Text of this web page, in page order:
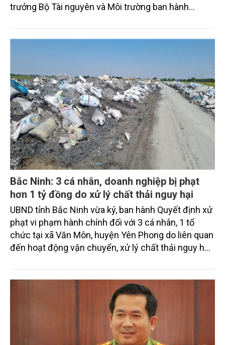
trưởng Bộ Tài nguyên và Môi trường ban hành
thi hành Luật Bảo vệ môi trường về ứng phó với biến
nước về biến đổi khí hậu, thực hiện các cam kết của
Việt Nam về giảm phát thải khí nhà kính, góp phần
thực hiện các mục tiêu phát triển bền vững đất
nước.
Bắc Ninh: 3 cá nhân, doanh nghiệp bị phạt
hơn 1 tỷ đồng do xử lý chất thải nguy hại
UBND tỉnh Bắc Ninh vừa ký, ban hành Quyết định xử
phạt vi phạm hành chính đối với 3 cá nhân, 1 tổ
chức tại xã Văn Môn, huyện Yên Phong do liên quan
đến hoạt động vận chuyển, xử lý chất thải nguy hại